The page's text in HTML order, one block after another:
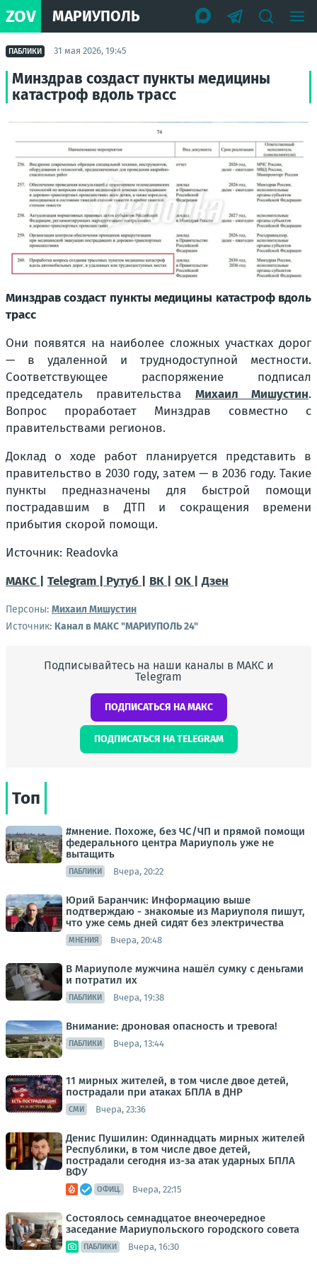
ZOV МАРИУПОЛЬ
ПАБЛИКИ 31 мая 2026, 19:45
Минздрав создаст пункты медицины
катастроф вдоль трасс
Минздрав создаст пункты медицины катастроф вдоль
трасс
Они появятся на наиболее сложных участках дорог
— в удаленной и труднодоступной местности.
Соответствующее распоряжение подписал
председатель правительства Михаил Мишустин.
Вопрос проработает Минздрав совместно с
правительствами регионов.
Доклад о ходе работ планируется представить в
правительство в 2030 году, затем — в 2036 году. Такие
пункты предназначены для быстрой помощи
пострадавшим в ДТП и сокращения времени
прибытия скорой помощи.
Источник: Readovka
МАКС |
Telegram | Рутуб | ВК | OK | Дзен
Персоны: Михаил Мишустин
Источник: Канал в МАКС "МАРИУПОЛЬ 24"
Подписывайтесь на наши каналы в МАКС и
Telegram
ПОДПИСАТЬСЯ НА МАКС
ПОДПИСАТЬСЯ НА TELEGRAM
Топ
#мнение. Похоже, без ЧС/ЧП и прямой помощи
федерального центра Мариуполь уже не
вытащить
ПАБЛИКИ Вчера, 20:22
Юрий Баранчик: Информацию выше
подтверждаю - знакомые из Мариуполя пишут,
что уже семь дней сидят без электричества
МНЕНИЯ Вчера, 20:48
В Мариуполе мужчина нашёл сумку с деньгами
и потратил их
ПАБЛИКИ Вчера, 19:38
Внимание: дроновая опасность и тревога!
ПАБЛИКИ Вчера, 13:44
11 мирных жителей, в том числе двое детей,
пострадали при атаках БПЛА в ДНР
СМИ Вчера, 23:36
Денис Пушилин: Одиннадцать мирных жителей
Республики, в том числе двое детей,
пострадали сегодня из-за атак ударных БПЛА
ВФУ
ОФИЦ. Вчера, 22:15
Состоялось семнадцатое внеочередное
заседание Мариупольского городского совета
ПАБЛИКИ Вчера, 16:30